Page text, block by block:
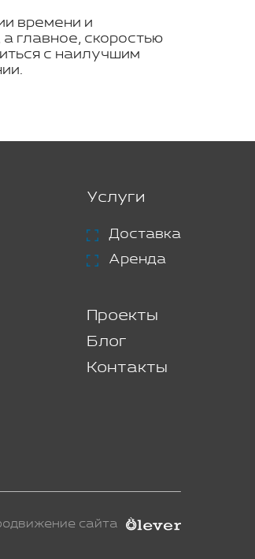
времени и
главное, скоростью
с наилучшим
Услуги
Доставка
Аренда
Проекты
Блог
Контакты
сайта